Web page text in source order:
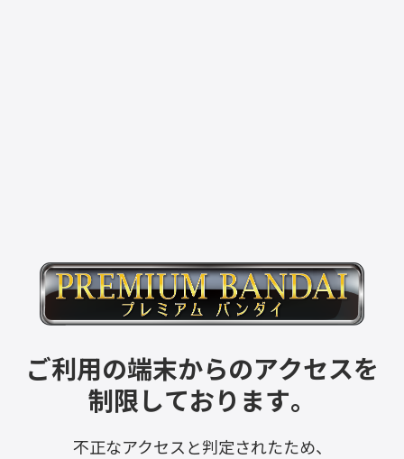
ご利用の端末からのアクセスを
制限しております。
不正なアクセスと判定されたため、